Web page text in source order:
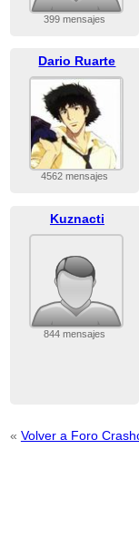
399 mensajes
Dario Ruarte
4562 mensajes
Kuznacti
844 mensajes
« Volver a Foro